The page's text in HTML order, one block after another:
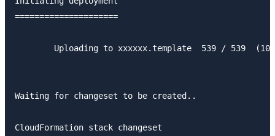
=====================
Waiting for changeset to be created..
CloudFormation stack changeset